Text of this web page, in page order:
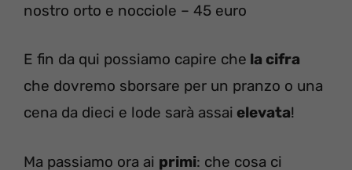
nostro orto e nocciole – 45 euro
E fin da qui possiamo capire che la cifra
che dovremo sborsare per un pranzo o una
cena da dieci e lode sarà assai elevata!
Ma passiamo ora ai primi: che cosa ci